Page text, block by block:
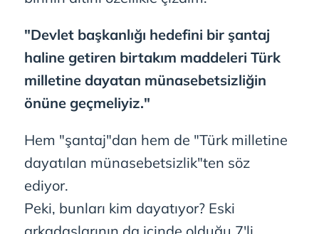
"Devlet başkanlığı hedefini bir şantaj
haline getiren birtakım maddeleri Türk
milletine dayatan münasebetsizliğin
önüne geçmeliyiz."
Hem "şantaj"dan hem de "Türk milletine
dayatılan münasebetsizlik"ten söz
ediyor.
Peki, bunları kim dayatıyor? Eski